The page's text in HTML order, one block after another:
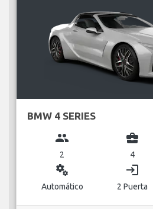
BMW 4 SERIES
group
2
business_center
4
miscellaneous_services
Automático
login
2 Puerta